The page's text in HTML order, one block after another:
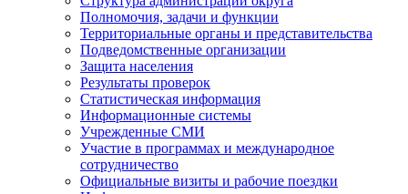
Полномочия, задачи и функции
Территориальные органы и представительства
Подведомственные организации
Защита населения
Результаты проверок
Статистическая информация
Информационные системы
Учрежденные СМИ
Участие в программах и международное
сотрудничество
Официальные визиты и рабочие поездки